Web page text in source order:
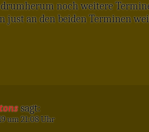
noch weitere
just an den beiden Terminen
sagt:
um 21:08 Uhr